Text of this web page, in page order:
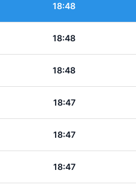
18:48
18:48
18:48
18:47
18:47
18:47